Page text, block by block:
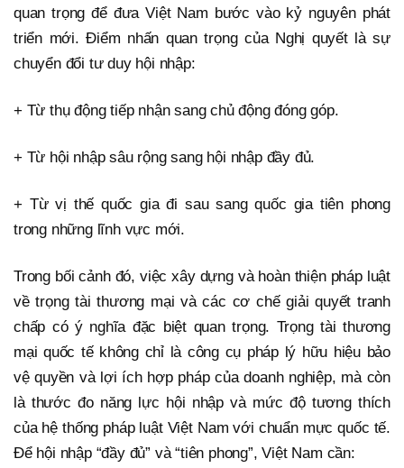
quan trọng để đưa Việt Nam bước vào kỷ nguyên phát
triển mới. Điểm nhấn quan trọng của Nghị quyết là sự
chuyển đổi tư duy hội nhập:
+ Từ thụ động tiếp nhận sang chủ động đóng góp.
+ Từ hội nhập sâu rộng sang hội nhập đầy đủ.
+ Từ vị thế quốc gia đi sau sang quốc gia tiên phong
trong những lĩnh vực mới.
Trong bối cảnh đó, việc xây dựng và hoàn thiện pháp luật
về trọng tài thương mại và các cơ chế giải quyết tranh
chấp có ý nghĩa đặc biệt quan trọng. Trọng tài thương
mại quốc tế không chỉ là công cụ pháp lý hữu hiệu bảo
vệ quyền và lợi ích hợp pháp của doanh nghiệp, mà còn
là thước đo năng lực hội nhập và mức độ tương thích
của hệ thống pháp luật Việt Nam với chuẩn mực quốc tế.
Để hội nhập “đầy đủ” và “tiên phong”, Việt Nam cần: